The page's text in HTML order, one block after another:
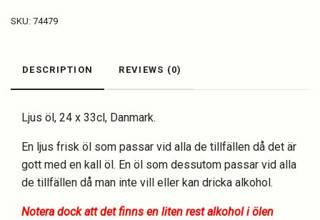
SKU: 74479
DESCRIPTION REVIEWS (0)
Ljus öl, 24 x 33cl, Danmark.
En ljus frisk öl som passar vid alla de tillfällen då det är
gott med en kall öl. En öl som dessutom passar vid alla
de tillfällen då man inte vill eller kan dricka alkohol.
Notera dock att det finns en liten rest alkohol i ölen